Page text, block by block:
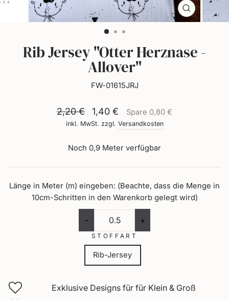
selbst. Schließen
(Esc)
Rib Jersey "Otter Herznase -
Allover"
FW-01615JRJ
Normaler
Preis
2,20 € Sonderpreis
1,40 € Spare 0,80 €
inkl. MwSt. zzgl. Versandkosten
Noch 0,9 Meter verfügbar
Länge in Meter (m) eingeben: (Beachte, dass die Menge in
10cm-Schritten in den Warenkorb gelegt wird)
- +
STOFFART
Rib-Jersey
Exklusive Designs für für Klein & Groß